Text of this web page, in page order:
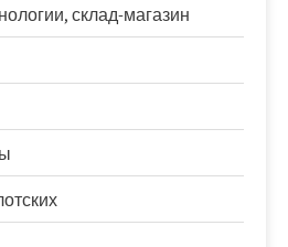
склад-магазин